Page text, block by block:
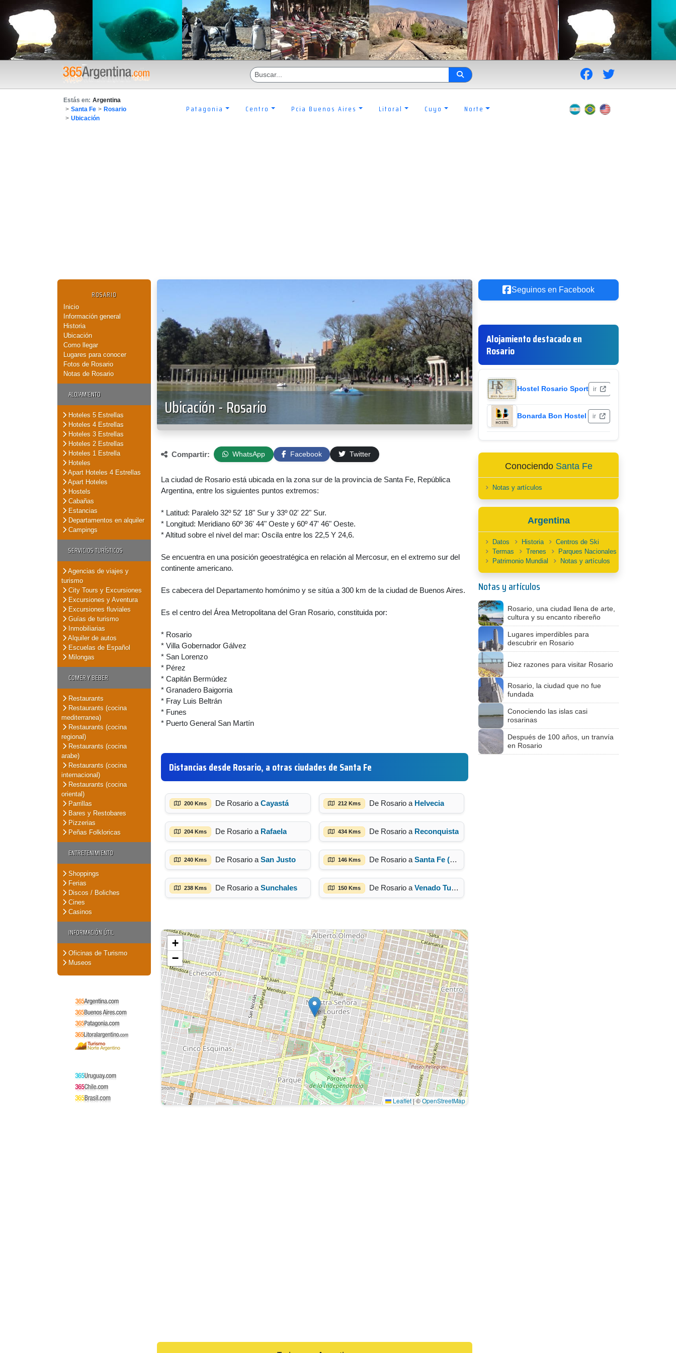
Estás en: Argentina
> Santa Fe > Rosario
> Ubicación
Patagonia Centro Pcia Buenos Aires Litoral Cuyo Norte
ROSARIO
Inicio
Información general
Historia
Ubicación
Como llegar
Lugares para conocer
Fotos de Rosario
Notas de Rosario
ALOJAMIENTO
Hoteles 5 Estrellas
Hoteles 4 Estrellas
Hoteles 3 Estrellas
Hoteles 2 Estrellas
Hoteles 1 Estrella
Hoteles
Apart Hoteles 4 Estrellas
Apart Hoteles
Hostels
Cabañas
Estancias
Departamentos en alquiler
Campings
SERVICIOS TURÍSTICOS
Agencias de viajes y
turismo
City Tours y Excursiones
Excursiones y Aventura
Excursiones fluviales
Guías de turismo
Inmobiliarias
Alquiler de autos
Escuelas de Español
Milongas
COMER Y BEBER
Restaurants
Restaurants (cocina
mediterranea)
Restaurants (cocina
regional)
Restaurants (cocina
arabe)
Restaurants (cocina
internacional)
Restaurants (cocina
oriental)
Parrillas
Bares y Restobares
Pizzerias
Peñas Folkloricas
ENTRETENIMIENTO
Shoppings
Ferias
Discos / Boliches
Cines
Casinos
INFORMACIÓN ÚTIL
Oficinas de Turismo
Museos
Ubicación - Rosario
Compartir: WhatsApp Facebook Twitter
La ciudad de Rosario está ubicada en la zona sur de la provincia de Santa Fe, República
Argentina, entre los siguientes puntos extremos:
* Latitud: Paralelo 32º 52' 18" Sur y 33º 02' 22" Sur.
* Longitud: Meridiano 60º 36' 44" Oeste y 60º 47' 46" Oeste.
* Altitud sobre el nivel del mar: Oscila entre los 22,5 Y 24,6.
Se encuentra en una posición geoestratégica en relación al Mercosur, en el extremo sur del
continente americano.
Es cabecera del Departamento homónimo y se sitúa a 300 km de la ciudad de Buenos Aires.
Es el centro del Área Metropolitana del Gran Rosario, constituida por:
* Rosario
* Villa Gobernador Gálvez
* San Lorenzo
* Pérez
* Capitán Bermúdez
* Granadero Baigorria
* Fray Luis Beltrán
* Funes
* Puerto General San Martín
Distancias desde Rosario, a otras ciudades de Santa Fe
200 Kms De Rosario a Cayastá 212 Kms De Rosario a Helvecia
204 Kms De Rosario a Rafaela 434 Kms De Rosario a Reconquista
240 Kms De Rosario a San Justo 146 Kms De Rosario a Santa Fe (capital)
238 Kms De Rosario a Sunchales 150 Kms De Rosario a Venado Tuerto
+
−
Leaflet |©OpenStreetMap
Seguinos en Facebook
Alojamiento destacado en
Rosario
Hostel Rosario Sport ir
Bonarda Bon Hostel ir
Conociendo Santa Fe
Notas y artículos
Argentina
Datos Historia
Centros de Ski
Termas
Trenes
Parques Nacionales
Patrimonio Mundial
Notas y artículos
Notas y artículos
Rosario, una ciudad llena de arte,
cultura y su encanto ribereño
Lugares imperdibles para
descubrir en Rosario
Diez razones para visitar Rosario
Rosario, la ciudad que no fue
fundada
Conociendo las islas casi
rosarinas
Después de 100 años, un tranvía
en Rosario